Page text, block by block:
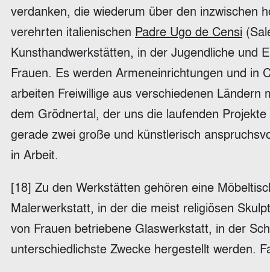
verdanken, die wiederum über den inzwischen
verehrten italienischen Padre Ugo de Censi
Kunsthandwerkstätten, in der Jugendliche und
Frauen. Es werden Armeneinrichtungen und in
arbeiten Freiwillige aus verschiedenen
dem Grödnertal, der uns die laufenden
gerade zwei große und künstlerisch
in Arbeit.
[18] Zu den Werkstätten gehören eine
Malerwerkstatt, in der die meist religiösen
von Frauen betriebene Glaswerkstatt, in der
unterschiedlichste Zwecke hergestellt werden.